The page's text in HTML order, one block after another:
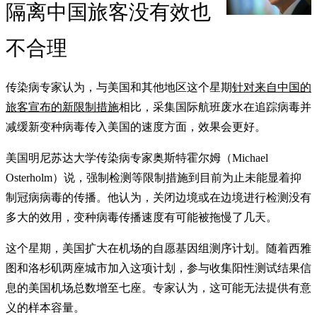
隔离中国旅客没有效也
不合理
传染病专家认为，与美国和其他地区这个星期针对来自中国的
旅客宣布的新限制措施相比，采集国际航班废水在追踪病毒并
减缓新变种病毒传入美国的速度方面，效果会更好。
美国明尼苏达大学传染病专家奥斯特霍尔姆（Michael
Osterholm）说，强制检测等限制措施到目前为止未能显着抑
制冠病病毒的传播。他认为，关闭边境或在边境进行检测没有
多大的效用，变种病毒传播速度有可能被拖慢了几天。
这个星期，美国扩大在机场的自愿基因组测序计划。随着西雅
图和洛杉矶两座城市加入这项计划，参与收集阳性测试结果信
息的美国机场总数增至七座。专家认为，这可能无法提供有意
义的样本容量。